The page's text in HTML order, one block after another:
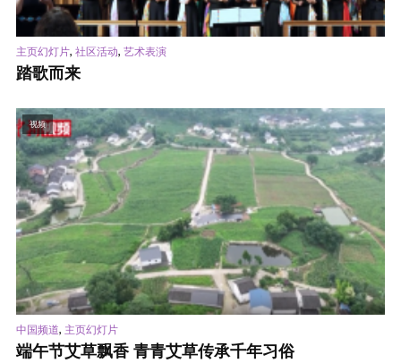
主页幻灯片, 社区活动, 艺术表演
踏歌而来
视频
中国频道, 主页幻灯片
端午节艾草飘香 青青艾草传承千年习俗